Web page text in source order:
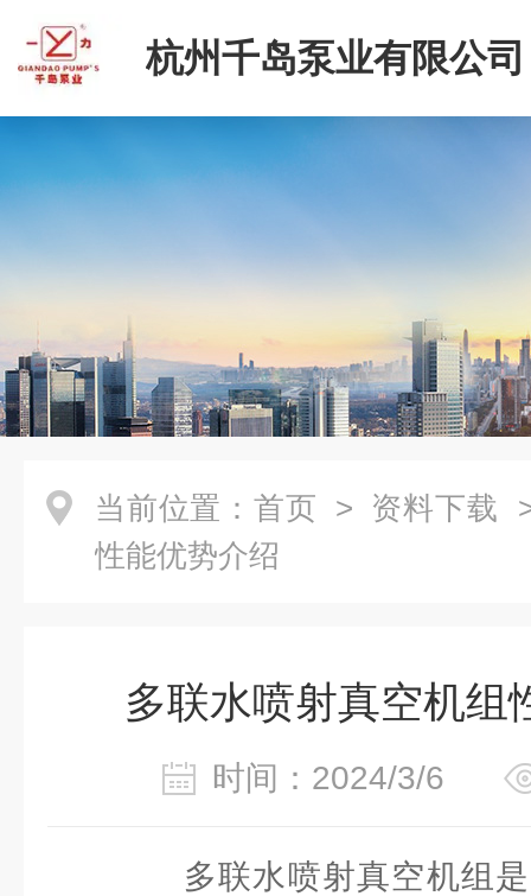
杭州千岛泵业有限公司
当前位置： 首页 > 资料下载
性能优势介绍
多联水喷射真空机组
时间：2024/3/6
多联水喷射真空机组是